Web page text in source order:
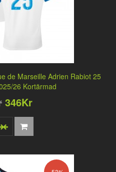
de Marseille Adrien Rabiot 25
26 Kortärmad
346Kr